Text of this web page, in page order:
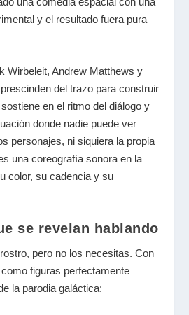
y el resultado fuera pura
Wirbeleit, Andrew Matthews y
del trazo para construir
en el ritmo del diálogo y
donde nadie puede ver
personajes, ni siquiera la propia
una coreografía sonora en la
color, su cadencia y su
se revelan hablando
pero no los necesitas. Con
figuras perfectamente
la parodia galáctica: